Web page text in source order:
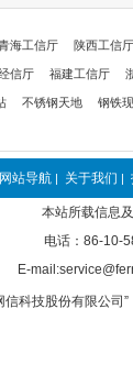
海工信厅 陕西工信厅
信厅 福建工信厅
不锈钢天地 钢铁
网站导航 | 关于我们 |
本站所载信息
电话：86-10-
E-
信科技股份有限公司